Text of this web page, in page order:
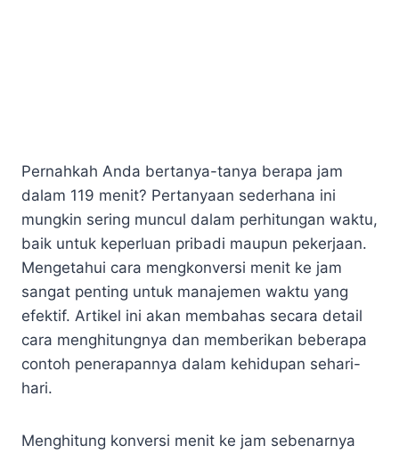
Pernahkah Anda bertanya-tanya berapa jam
dalam 119 menit? Pertanyaan sederhana ini
mungkin sering muncul dalam perhitungan waktu,
baik untuk keperluan pribadi maupun pekerjaan.
Mengetahui cara mengkonversi menit ke jam
sangat penting untuk manajemen waktu yang
efektif. Artikel ini akan membahas secara detail
cara menghitungnya dan memberikan beberapa
contoh penerapannya dalam kehidupan sehari-
hari.
Menghitung konversi menit ke jam sebenarnya